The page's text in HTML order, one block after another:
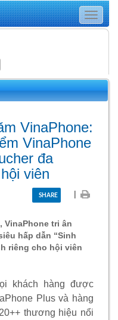
Toggle
VinaPhone:
VinaPhone
đa
viên
SHARE |
VinaPhone tri ân
hấp dẫn “Sinh
riêng cho hội viên
khách hàng được
Plus và hàng
thương hiệu nổi